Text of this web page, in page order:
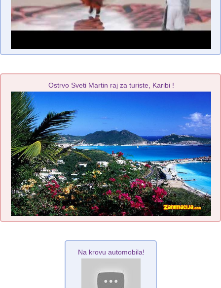
Ostrvo Sveti Martin raj za turiste, Karibi !
Na krovu automobila!